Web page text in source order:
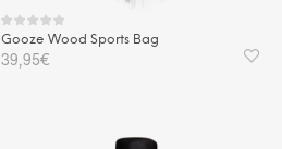
Gooze Wood Sports Bag
39,95€